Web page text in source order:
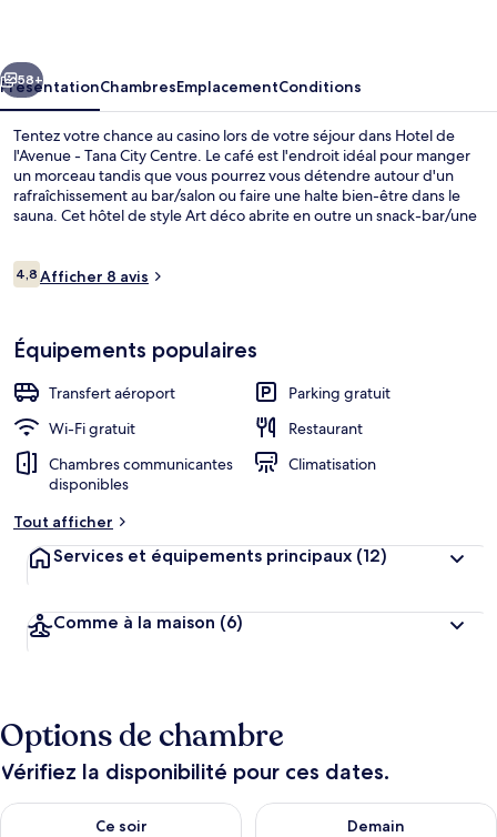
Tana
City
Centre
Suivant
58+
PrésentationChambresEmplacementConditions
Tentez votre chance au casino lors de votre séjour dans Hotel de
l'Avenue - Tana City Centre. Le café est l'endroit idéal pour manger
un morceau tandis que vous pourrez vous détendre autour d'un
rafraîchissement au bar/salon ou faire une halte bien-être dans le
sauna. Cet hôtel de style Art déco abrite en outre un snack-bar/une
Avis
voyageurs
4,84,8 sur 10
Afficher 8 avis
Équipements populaires
Transfert aéroport
Parking gratuit
Wi-Fi gratuit
Restaurant
Chambres communicantes
disponibles
Climatisation
Tout afficher
Services et équipements principaux (12)
Comme à la maison (6)
Options de chambre
Vérifiez la disponibilité pour ces dates.
Ce soir
Vérifier la disponibilité pour ce soir août 7 - août 8
Demain
Vérifier la disponibilité pour